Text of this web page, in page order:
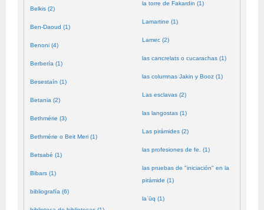
Belkis (2)
Ben-Daoud (1)
Benoni (4)
Berbería (1)
Besestaín (1)
Betania (2)
Bethmérie (3)
Bethmérie o Beit Meri (1)
Betsabé (1)
Bibars (1)
bibliografía (6)
la torre de Fakardin (1)
Lamartine (1)
Lamec (2)
las cancrelats o cucarachas (1)
las columnas Jakin y Booz (1)
Las esclavas (2)
las langostas (1)
Las pirámides (2)
las profesiones de fe. (1)
las pruebas de "iniciación" en la
pirámide (1)
laʿūq (1)